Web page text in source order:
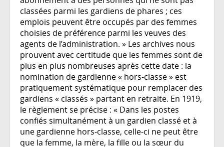
classées parmi les gardiens de phares ; ces
emplois peuvent être occupés par des femmes
choisies de préférence parmi les veuves des
agents de l’administration. » Les archives nous
prouvent avec certitude que les femmes sont de
plus en plus nombreuses après cette date : la
nomination de gardienne « hors-classe » est
pratiquement systématique pour remplacer des
gardiens « classés » partant en retraite. En 1919,
le règlement se précise : « Dans les postes
confiés simultanément à un gardien classé et à
une gardienne hors-classe, celle-ci ne peut être
que la femme, la mère, la fille ou la sœur du